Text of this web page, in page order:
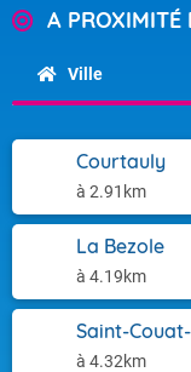
A PROXIMITÉ
Ville
Courtauly
à 2.91km
La Bezole
à 4.19km
Saint-
à 4.32km